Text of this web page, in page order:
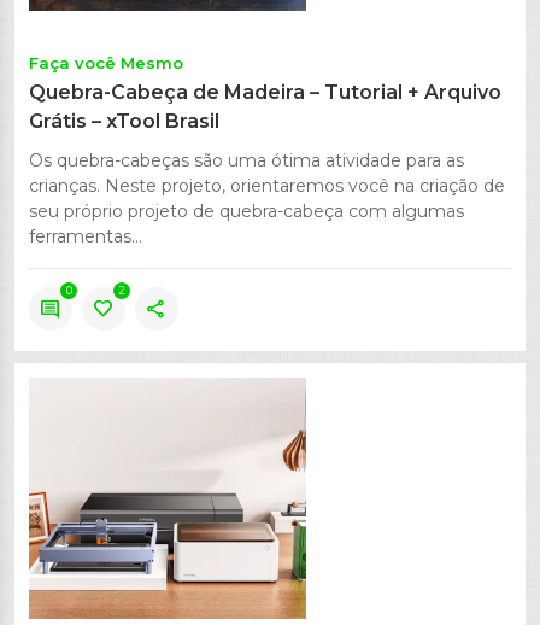
Faça você Mesmo
Quebra-Cabeça de Madeira – Tutorial + Arquivo
Grátis – xTool Brasil
Os quebra-cabeças são uma ótima atividade para as
crianças. Neste projeto, orientaremos você na criação de
seu próprio projeto de quebra-cabeça com algumas
ferramentas...
comment
0
favorite
2
share